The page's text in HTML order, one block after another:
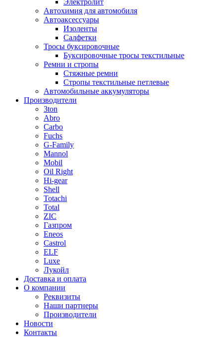
Электролит
Автохимия для автомобиля
Автоаксессуары
Изоленты
Салфетки
Тросы буксировочные
Буксировочные тросы текстильные
Ремни и стропы
Стяжные ремни
Стропы текстильные петлевые
Автомобильные аккумуляторы
Производители
3ton
Abro
Carbo
Fuchs
G-Family
Mannol
Mobil
Oil Right
Hi-gear
Shell
Totachi
Total
ZIC
Газпром
Еneos
Сastrol
ELF
Luxe
Лукойл
Доставка и оплата
О компании
Реквизиты
Наши партнеры
Производители
Новости
Контакты